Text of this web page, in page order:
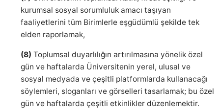
kurumsal sosyal sorumluluk amacı taşıyan
faaliyetlerini tüm Birimlerle eşgüdümlü şekilde tek
elden raporlamak,
(8) Toplumsal duyarlılığın artırılmasına yönelik özel
gün ve haftalarda Üniversitenin yerel, ulusal ve
sosyal medyada ve çeşitli platformlarda kullanacağı
söylemleri, sloganları ve görselleri tasarlamak; bu özel
gün ve haftalarda çeşitli etkinlikler düzenlemektir.